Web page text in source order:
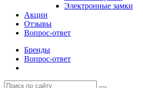
Электронные замки
Акции
Отзывы
Вопрос-ответ
Бренды
Вопрос-ответ